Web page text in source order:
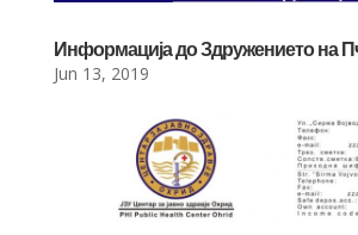
Информација до Здружението на
Jun 13, 2019